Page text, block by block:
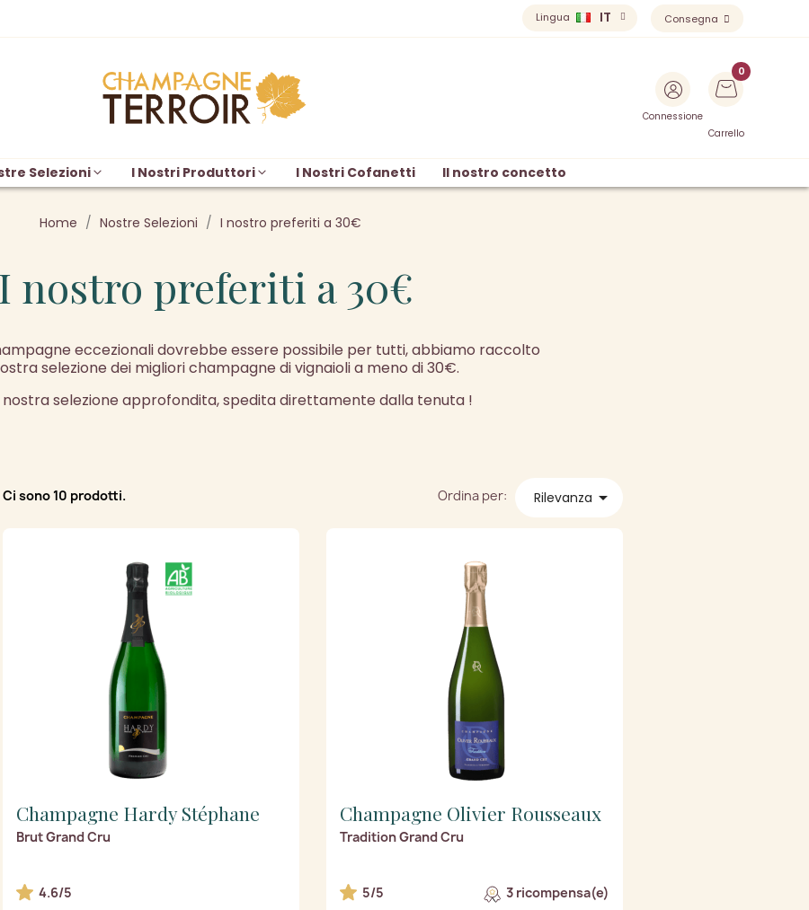
Lingua IT Consegna
Connessione
Carrello
Selezioni I Nostri Produttori I Nostri Cofanetti Il nostro concetto
Home Nostre Selezioni I nostro preferiti a 30€
I nostro preferiti a 30€
eccezionali dovrebbe essere possibile per tutti, abbiamo raccolto
selezione dei migliori champagne di vignaioli a meno di 30€.
nostra selezione approfondita, spedita direttamente dalla tenuta !
Ci sono 10 prodotti. Ordina per: Rilevanza 
Champagne Hardy Stéphane
Brut Grand Cru
4.6/5
Champagne Olivier Rousseaux
Tradition Grand Cru
5/5 3 ricompensa(e)